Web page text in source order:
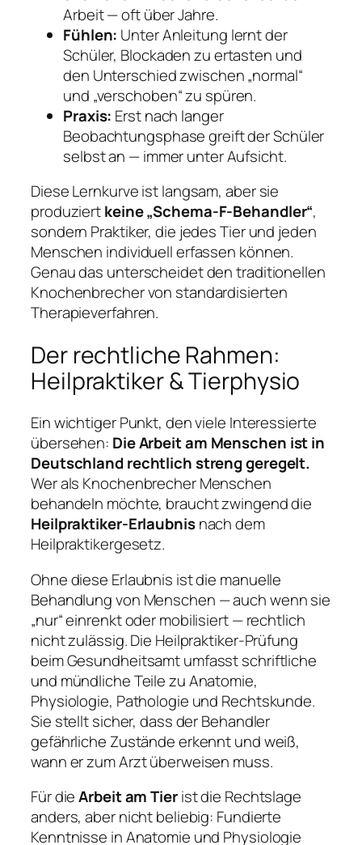
Arbeit — oft über Jahre.
Fühlen: Unter Anleitung lernt der
Schüler, Blockaden zu ertasten und
den Unterschied zwischen „normal“
und „verschoben“ zu spüren.
Praxis: Erst nach langer
Beobachtungsphase greift der Schüler
selbst an — immer unter Aufsicht.
Diese Lernkurve ist langsam, aber sie
produziertkeine „Schema-F-Behandler“,
sondern Praktiker, die jedes Tier und jeden
Menschen individuell erfassen können.
Genau das unterscheidet den traditionellen
Knochenbrecher von standardisierten
Therapieverfahren.
Der rechtliche Rahmen:
Heilpraktiker & Tierphysio
Ein wichtiger Punkt, den viele Interessierte
übersehen: Die Arbeit am Menschen ist in
Deutschland rechtlich streng geregelt.
Wer als Knochenbrecher Menschen
behandeln möchte, braucht zwingend die
Heilpraktiker-Erlaubnisnach dem
Heilpraktikergesetz.
Ohne diese Erlaubnis ist die manuelle
Behandlung von Menschen — auch wenn sie
„nur“ einrenkt oder mobilisiert — rechtlich
nicht zulässig. Die Heilpraktiker-Prüfung
beim Gesundheitsamt umfasst schriftliche
und mündliche Teile zu Anatomie,
Physiologie, Pathologie und Rechtskunde.
Sie stellt sicher, dass der Behandler
gefährliche Zustände erkennt und weiß,
wann er zum Arzt überweisen muss.
Für dieArbeit am Tierist die Rechtslage
anders, aber nicht beliebig: Fundierte
Kenntnisse in Anatomie und Physiologie